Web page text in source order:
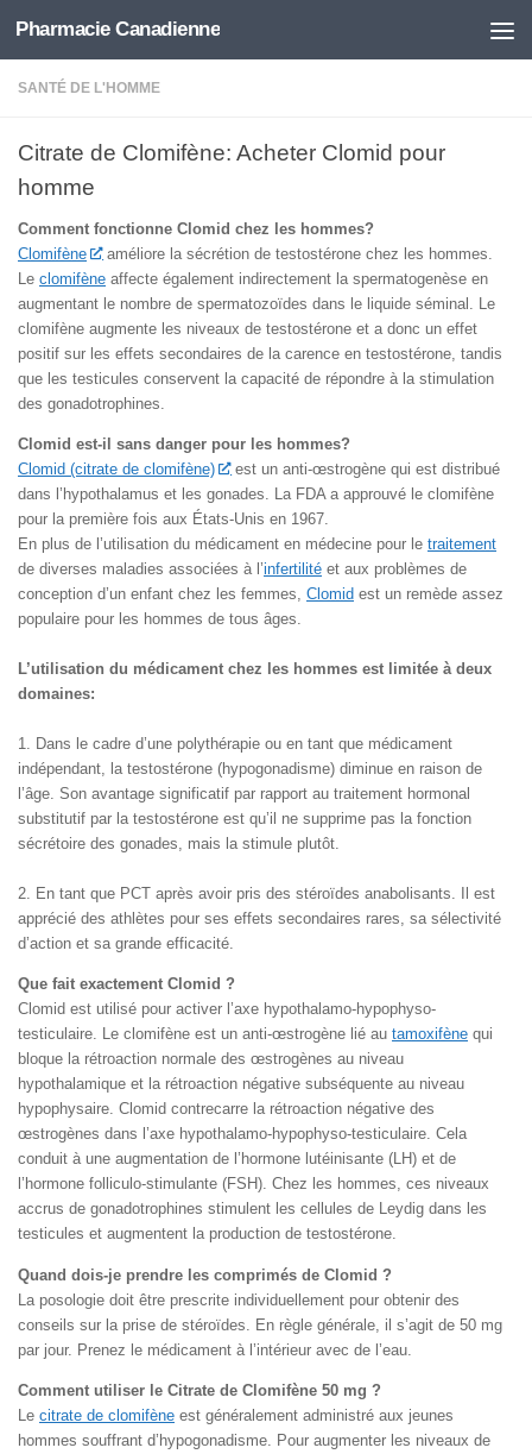
Skip to content
Pharmacie Canadienne
SANTÉ DE L'HOMME
Citrate de Clomifène: Acheter Clomid pour
homme
Comment fonctionne Clomid chez les hommes?
Clomifène
améliore la sécrétion de testostérone chez les hommes.
Le clomifène affecte également indirectement la spermatogenèse en
augmentant le nombre de spermatozoïdes dans le liquide séminal. Le
clomifène augmente les niveaux de testostérone et a donc un effet
positif sur les effets secondaires de la carence en testostérone, tandis
que les testicules conservent la capacité de répondre à la stimulation
des gonadotrophines.
Clomid est-il sans danger pour les hommes?
Clomid (citrate de clomifène)
est un anti-œstrogène qui est distribué
dans l’hypothalamus et les gonades. La FDA a approuvé le clomifène
pour la première fois aux États-Unis en 1967.
En plus de l’utilisation du médicament en médecine pour le traitement
de diverses maladies associées à l’infertilité et aux problèmes de
conception d’un enfant chez les femmes, Clomid est un remède assez
populaire pour les hommes de tous âges.
L’utilisation du médicament chez les hommes est limitée à deux
domaines:
1. Dans le cadre d’une polythérapie ou en tant que médicament
indépendant, la testostérone (hypogonadisme) diminue en raison de
l’âge. Son avantage significatif par rapport au traitement hormonal
substitutif par la testostérone est qu’il ne supprime pas la fonction
sécrétoire des gonades, mais la stimule plutôt.
2. En tant que PCT après avoir pris des stéroïdes anabolisants. Il est
apprécié des athlètes pour ses effets secondaires rares, sa sélectivité
d’action et sa grande efficacité.
Que fait exactement Clomid ?
Clomid est utilisé pour activer l’axe hypothalamo-hypophyso-
testiculaire. Le clomifène est un anti-œstrogène lié au tamoxifène qui
bloque la rétroaction normale des œstrogènes au niveau
hypothalamique et la rétroaction négative subséquente au niveau
hypophysaire. Clomid contrecarre la rétroaction négative des
œstrogènes dans l’axe hypothalamo-hypophyso-testiculaire. Cela
conduit à une augmentation de l’hormone lutéinisante (LH) et de
l’hormone folliculo-stimulante (FSH). Chez les hommes, ces niveaux
accrus de gonadotrophines stimulent les cellules de Leydig dans les
testicules et augmentent la production de testostérone.
Quand dois-je prendre les comprimés de Clomid ?
La posologie doit être prescrite individuellement pour obtenir des
conseils sur la prise de stéroïdes. En règle générale, il s’agit de 50 mg
par jour. Prenez le médicament à l’intérieur avec de l’eau.
Comment utiliser le Citrate de Clomifène 50 mg ?
Le citrate de clomifène est généralement administré aux jeunes
hommes souffrant d’hypogonadisme. Pour augmenter les niveaux de